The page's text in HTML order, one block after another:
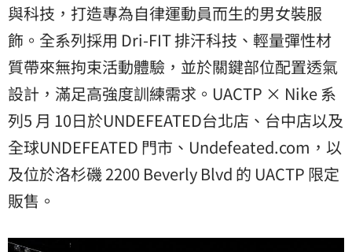
與科技，打造專為自律運動員而生的男女裝服
飾。全系列採用 Dri-FIT 排汗科技、輕量彈性材
質帶來無拘束活動體驗，並於關鍵部位配置透氣
設計，滿足高強度訓練需求。UACTP × Nike 系
列5 月 10日於UNDEFEATED台北店、台中店以及
全球UNDEFEATED 門市、Undefeated.com，以
及位於洛杉磯 2200 Beverly Blvd 的 UACTP 限定
販售。